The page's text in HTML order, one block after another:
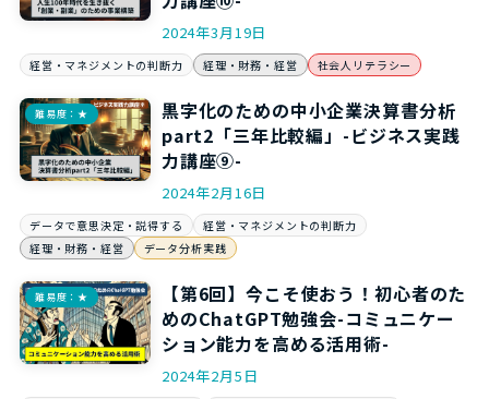
2024年3月19日
経営・マネジメントの判断力 経理・財務・経営 社会人リテラシー
難易度：★
黒字化のための中小企業決算書分析
part2「三年比較編」-ビジネス実践
力講座⑨-
2024年2月16日
データで意思決定・説得する
経営・マネジメントの判断力
経理・財務・経営
データ分析実践
難易度：★
【第6回】今こそ使おう！初心者のた
めのChatGPT勉強会-コミュニケー
ション能力を高める活用術-
2024年2月5日